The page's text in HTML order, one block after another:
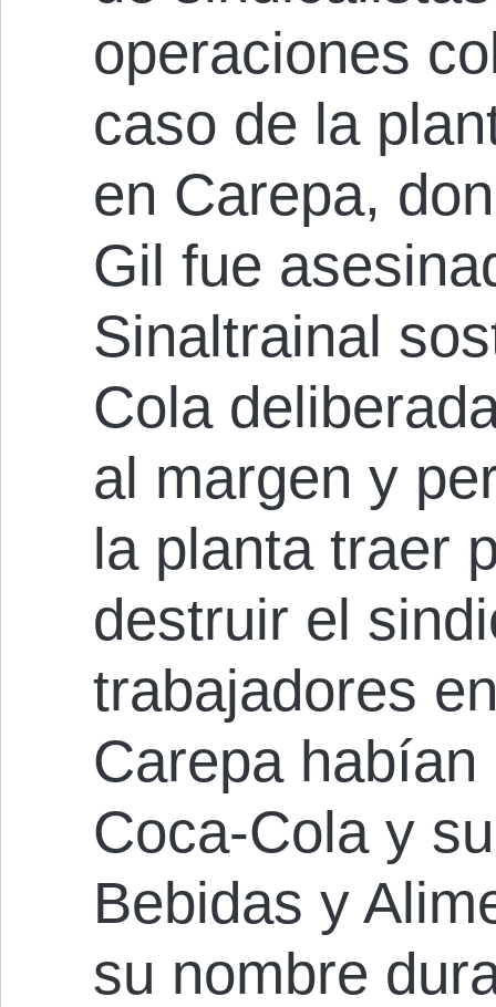
operaciones
caso de la
en Carepa,
Gil fue
Sinaltrainal
Cola
al margen y
la planta traer
destruir el
trabajadores
Carepa
Coca-Cola y
Bebidas y
su nombre